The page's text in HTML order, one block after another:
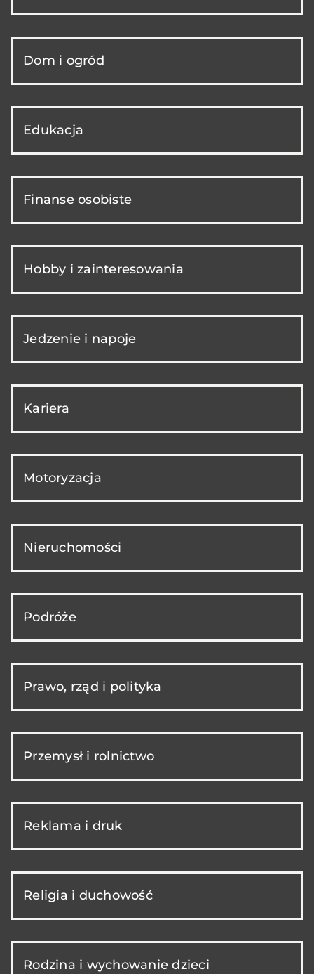
Dom i ogród
Edukacja
Finanse osobiste
Hobby i zainteresowania
Jedzenie i napoje
Kariera
Motoryzacja
Nieruchomości
Podróże
Prawo, rząd i polityka
Przemysł i rolnictwo
Reklama i druk
Religia i duchowość
Rodzina i wychowanie dzieci